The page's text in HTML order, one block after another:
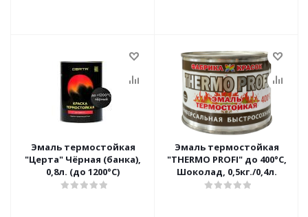
Эмаль термостойкая
"Церта" Чёрная (банка),
0,8л. (до 1200°С)
Эмаль термостойкая
"THERMO PROFI" до 400°С,
Шоколад, 0,5кг./0,4л.